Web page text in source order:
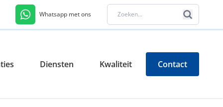
Whatsapp met ons
Diensten Kwaliteit Contact